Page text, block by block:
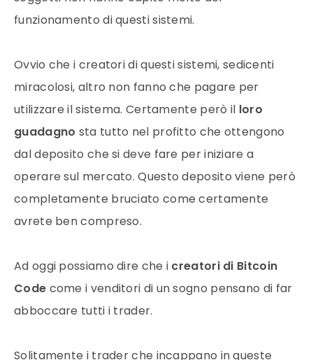
funzionamento di questi sistemi.
Ovvio che i creatori di questi sistemi, sedicenti
miracolosi, altro non fanno che pagare per
utilizzare il sistema. Certamente però il loro
guadagno sta tutto nel profitto che ottengono
dal deposito che si deve fare per iniziare a
operare sul mercato. Questo deposito viene però
completamente bruciato come certamente
avrete ben compreso.
Ad oggi possiamo dire che i creatori di Bitcoin
Code come i venditori di un sogno pensano di far
abboccare tutti i trader.
Solitamente i trader che incappano in queste